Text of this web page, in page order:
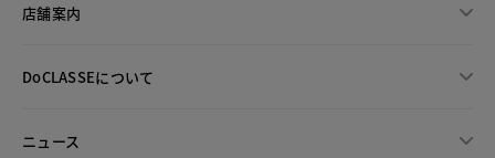
店舗案内
DoCLASSEについて
ニュース